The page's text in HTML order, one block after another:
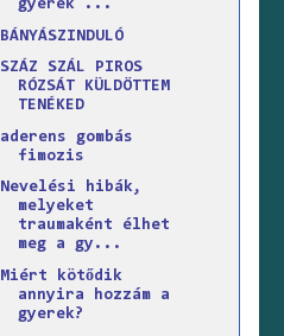
gyerek ...
BÁNYÁSZINDULÓ
SZÁZ SZÁL PIROS
RÓZSÁT KÜLDÖTTEM
TENÉKED
aderens gombás
fimozis
Nevelési hibák,
melyeket
traumaként élhet
meg a gy...
Miért kötődik
annyira hozzám a
gyerek?